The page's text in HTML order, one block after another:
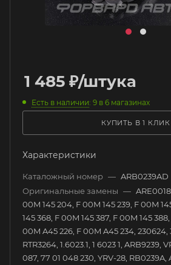
1 485 ₽/штука
Есть в наличии: 9 в 6 магазинах
КУПИТЬ В 1 КЛИК
Характеристики
Каталожный номер — ARB0239AD
Оригинальные замены —
00M 145 204, F 00M 145 239, F 00M
145 368, F 00M 145 387, F 00M 145
00M A45 226, F 00M A45 234, 230624,
RTR3264, 1.6023.1, 1 6023 1, ARB9239,
087, 77 01 048 230, YRV-28, RB0239A,